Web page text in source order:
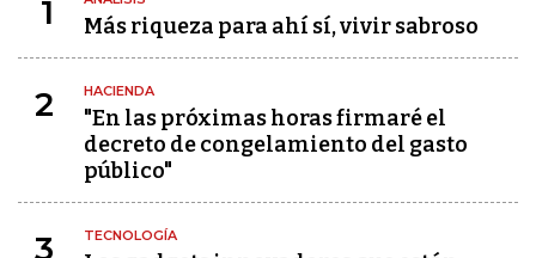
1 Más riqueza para ahí sí, vivir sabroso
2 HACIENDA
"En las próximas horas firmaré el
decreto de congelamiento del gasto
público"
3 TECNOLOGÍA